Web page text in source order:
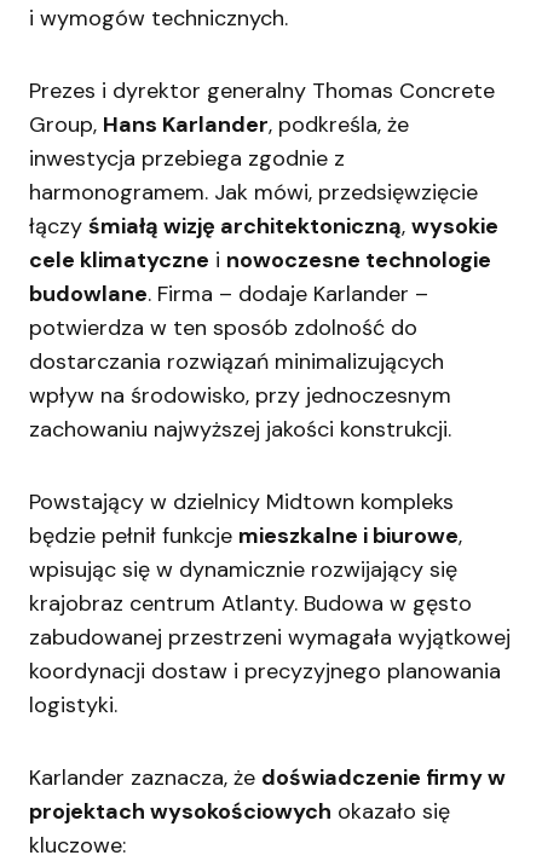
i wymogów technicznych.
Prezes i dyrektor generalny Thomas Concrete
Group, Hans Karlander, podkreśla, że
inwestycja przebiega zgodnie z
harmonogramem. Jak mówi, przedsięwzięcie
łączy śmiałą wizję architektoniczną, wysokie
cele klimatyczne i nowoczesne technologie
budowlane. Firma – dodaje Karlander –
potwierdza w ten sposób zdolność do
dostarczania rozwiązań minimalizujących
wpływ na środowisko, przy jednoczesnym
zachowaniu najwyższej jakości konstrukcji.
Powstający w dzielnicy Midtown kompleks
będzie pełnił funkcje mieszkalne i biurowe,
wpisując się w dynamicznie rozwijający się
krajobraz centrum Atlanty. Budowa w gęsto
zabudowanej przestrzeni wymagała wyjątkowej
koordynacji dostaw i precyzyjnego planowania
logistyki.
Karlander zaznacza, że doświadczenie firmy w
projektach wysokościowych okazało się
kluczowe: